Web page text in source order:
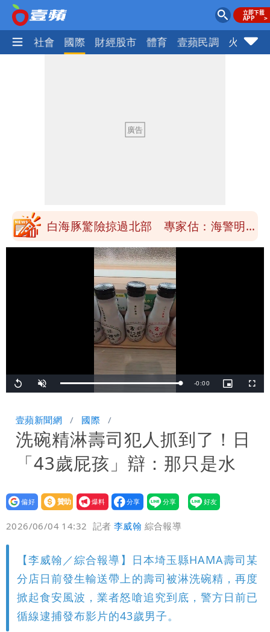
政治 社會 國際 財經股市 體育 壹蘋民調 火線話
「終於能交代」 捐500萬獎學金延續愛
白海豚颱風逼近！鄭明典示警「恐遇黑潮
砸重金再買一整桌卡盒
白海豚驚險掠過北部 專家估：海警明發
布 陸警可能相對低
「楊承勳」名字終於公開！被害人父淚喊
「終於能交代」 捐500萬獎學金延續愛
白海豚颱風逼近！鄭明典示警「恐遇黑潮
變強」 路徑分歧藏警訊：不利強度維持
Replay Unmute Loaded:
100.00%
Remaining
-0:00
Picture-
in-
壹蘋新聞網 國際
洗碗精淋壽司犯人抓到了！日
「43歲屁孩」辯：那只是水
設為
贊助
我要
爆料
2026/06/04 14:32 記者李威翰 綜合報導
【李威翰／綜合報導】日本埼玉縣HAMA壽司某
分店日前發生輸送帶上的壽司被淋洗碗精，再度
掀起食安風波，業者怒嗆追究到底，警方日前已
循線逮捕發布影片的43歲男子。